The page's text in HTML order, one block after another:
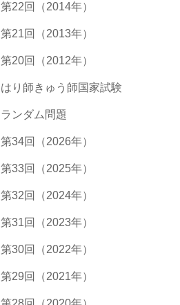
第22回（2014年）
第21回（2013年）
第20回（2012年）
はり師きゅう師国家試験
ランダム問題
第34回（2026年）
第33回（2025年）
第32回（2024年）
第31回（2023年）
第30回（2022年）
第29回（2021年）